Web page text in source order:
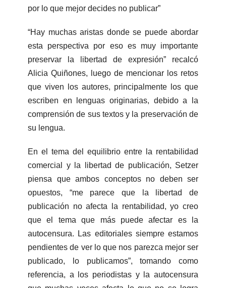
por lo que mejor decides no publicar”
“Hay muchas aristas donde se puede abordar
esta perspectiva por eso es muy importante
preservar la libertad de expresión” recalcó
Alicia Quiñones, luego de mencionar los retos
que viven los autores, principalmente los que
escriben en lenguas originarias, debido a la
comprensión de sus textos y la preservación de
su lengua.
En el tema del equilibrio entre la rentabilidad
comercial y la libertad de publicación, Setzer
piensa que ambos conceptos no deben ser
opuestos, “me parece que la libertad de
publicación no afecta la rentabilidad, yo creo
que el tema que más puede afectar es la
autocensura. Las editoriales siempre estamos
pendientes de ver lo que nos parezca mejor ser
publicado, lo publicamos”, tomando como
referencia, a los periodistas y la autocensura